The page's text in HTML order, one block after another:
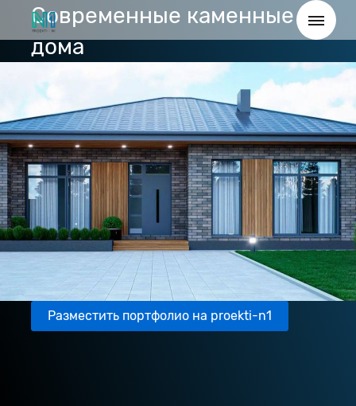
Cовременные каменные
дома
Разместить портфолио на proekti-n1